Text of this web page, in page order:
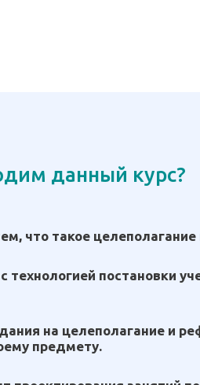
данный курс?
что такое
технологией постановки
на целеполагание и
предмету.